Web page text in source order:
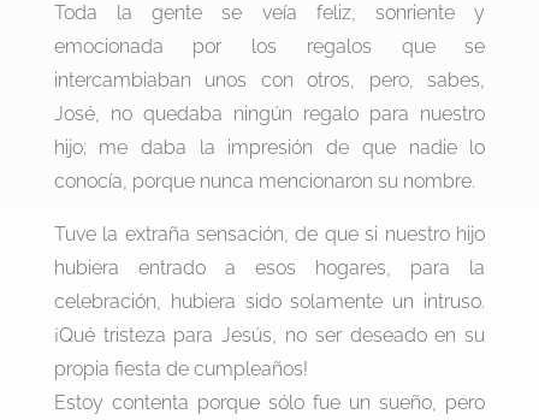
Toda la gente se veía feliz, sonriente y
emocionada por los regalos que se
intercambiaban unos con otros, pero, sabes,
José, no quedaba ningún regalo para nuestro
hijo; me daba la impresión de que nadie lo
conocía, porque nunca mencionaron su nombre.
Tuve la extraña sensación, de que si nuestro hijo
hubiera entrado a esos hogares, para la
celebración, hubiera sido solamente un intruso.
¡Qué tristeza para Jesús, no ser deseado en su
propia fiesta de cumpleaños!
Estoy contenta porque sólo fue un sueño, pero